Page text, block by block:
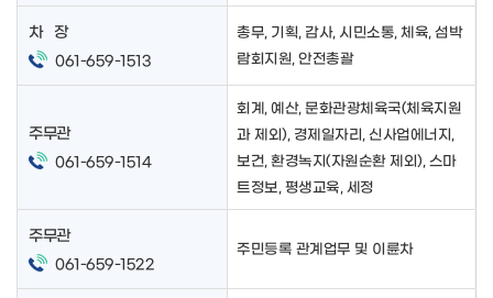
차 장
061-659-1513
총무, 기획, 감사, 시민소통, 체육, 섬박
람회지원, 안전총괄
주무관
061-659-1514
회계, 예산, 문화관광체육국(체육지원
과 제외), 경제일자리, 신사업에너지,
보건, 환경녹지(자원순환 제외), 스마
트정보, 평생교육, 세정
주무관
061-659-1522
주민등록 관계업무 및 이륜차